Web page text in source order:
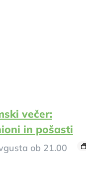
večer:
in pošasti
ob 21.00